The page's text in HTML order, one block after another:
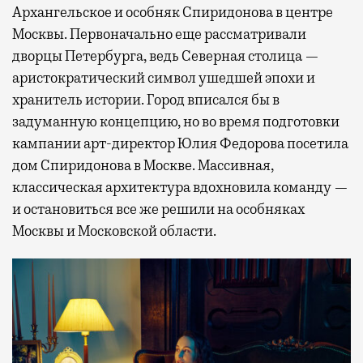
Архангельское и особняк Спиридонова в центре
Москвы. Первоначально еще рассматривали
дворцы Петербурга, ведь Северная столица —
аристократический символ ушедшей эпохи и
хранитель истории. Город вписался бы в
задуманную концепцию, но во время подготовки
кампании арт-директор Юлия Федорова посетила
дом Спиридонова в Москве. Массивная,
классическая архитектура вдохновила команду —
и остановиться все же решили на особняках
Москвы и Московской области.